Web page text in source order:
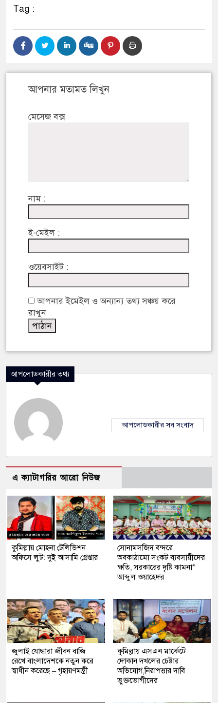
Tag :
আপনার মতামত লিখুন
মেসেজ বক্স
নাম :
ই-মেইল :
ওয়েবসাইট :
আপনার ইমেইল ও অন্যান্য তথ্য সঞ্চয় করে
রাখুন
আপলোডকারীর তথ্য
আপলোডকারীর সব সংবাদ
এ ক্যাটাগরির আরো নিউজ
কুমিল্লায় মোহনা টেলিভিশন
অফিসে লুট: দুই আসামি গ্রেপ্তার
সোনামসজিদ বন্দরে
অবকাঠামো সংকট ব্যবসায়ীদের
ক্ষতি, সরকারের দৃষ্টি কামনা”
আব্দুল ওয়াহেদর
জুলাই যোদ্ধারা জীবন বাজি
রেখে বাংলাদেশকে নতুন করে
স্বাধীন করেছে – গৃহায়ণমন্ত্রী
কুমিল্লায় এসএন মার্কেটে
দোকান দখলের চেষ্টার
অভিযোগ,নিরাপত্তার দাবি
ভুক্তভোগীদের